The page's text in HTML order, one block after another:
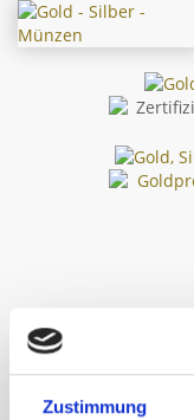
Zustimmung